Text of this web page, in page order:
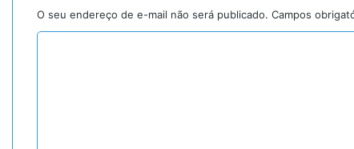
O seu endereço de e-mail não será publicado. Campos